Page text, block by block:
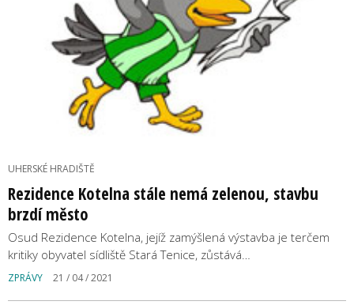
UHERSKÉ HRADIŠTĚ
Rezidence Kotelna stále nemá zelenou, stavbu
brzdí město
Osud Rezidence Kotelna, jejíž zamýšlená výstavba je terčem
kritiky obyvatel sídliště Stará Tenice, zůstává…
ZPRÁVY 21 / 04 / 2021